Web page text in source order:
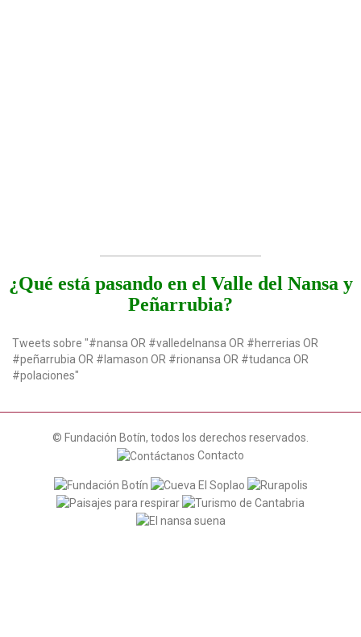
¿Qué está pasando en el Valle del Nansa y
Peñarrubia?
Tweets sobre "#nansa OR #valledelnansa OR #herrerias OR
#peñarrubia OR #lamason OR #rionansa OR #tudanca OR
#polaciones"
© Fundación Botín, todos los derechos reservados.
Contacto